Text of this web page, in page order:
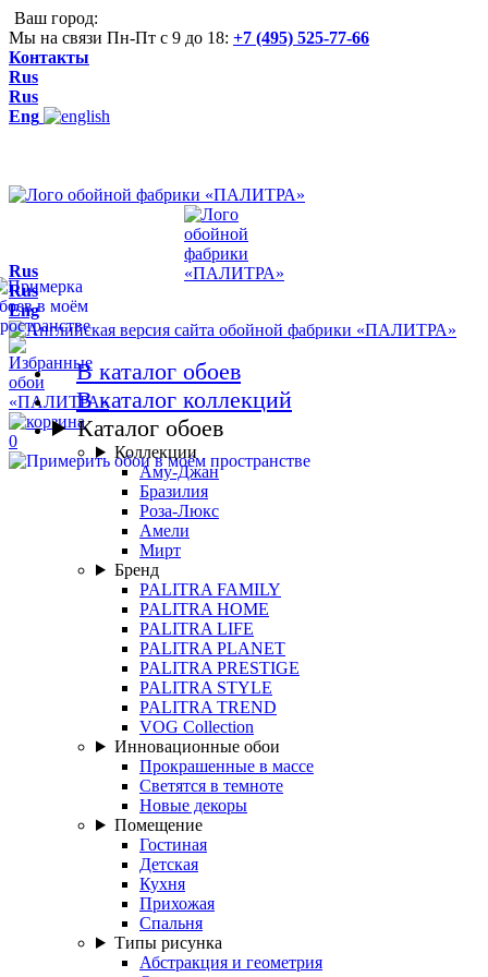
Ваш город:
Мы на связи Пн-Пт с 9 до 18: +7 (495) 525-77-66
Контакты
Rus
Rus
Eng
0
Rus
Rus
Eng
В каталог обоев
В каталог коллекций
Каталог обоев
Коллекции
Аму-Джан
Бразилия
Роза-Люкс
Амели
Мирт
Бренд
PALITRA FAMILY
PALITRA HOME
PALITRA LIFE
PALITRA PLANET
PALITRA PRESTIGE
PALITRA STYLE
PALITRA TREND
VOG Collection
Инновационные обои
Прокрашенные в массе
Светятся в темноте
Новые декоры
Помещение
Гостиная
Детская
Кухня
Прихожая
Спальня
Типы рисунка
Абстракция и геометрия